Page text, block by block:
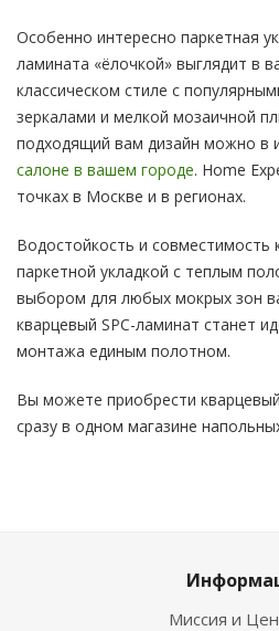
Особенно интересно паркетная
ламината «ёлочкой» выглядит в
классическом стиле с
зеркалами и мелкой мозаичной
подходящий вам дизайн можно в
салоне в вашем городе. Home
точках в Москве и в регионах.
Водостойкость и совместимость
паркетной укладкой с теплым
выбором для любых мокрых зон
кварцевый SPC-ламинат станет
монтажа единым полотном.
Вы можете приобрести
сразу в одном магазине
Миссия и